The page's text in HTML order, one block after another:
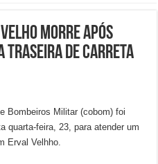
morre após
traseira de carreta
Bombeiros Militar (cobom) foi
quarta-feira, 23, para atender um
Erval Velhho.